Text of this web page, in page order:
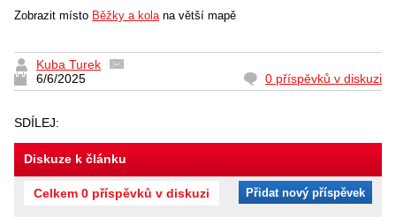
Zobrazit místo Běžky a kolana větší mapě
Kuba Turek
6/6/2025
0 příspěvků v diskuzi
SDÍLEJ:
Diskuze k článku
Celkem 0 příspěvků v diskuzi Přidat nový příspěvek